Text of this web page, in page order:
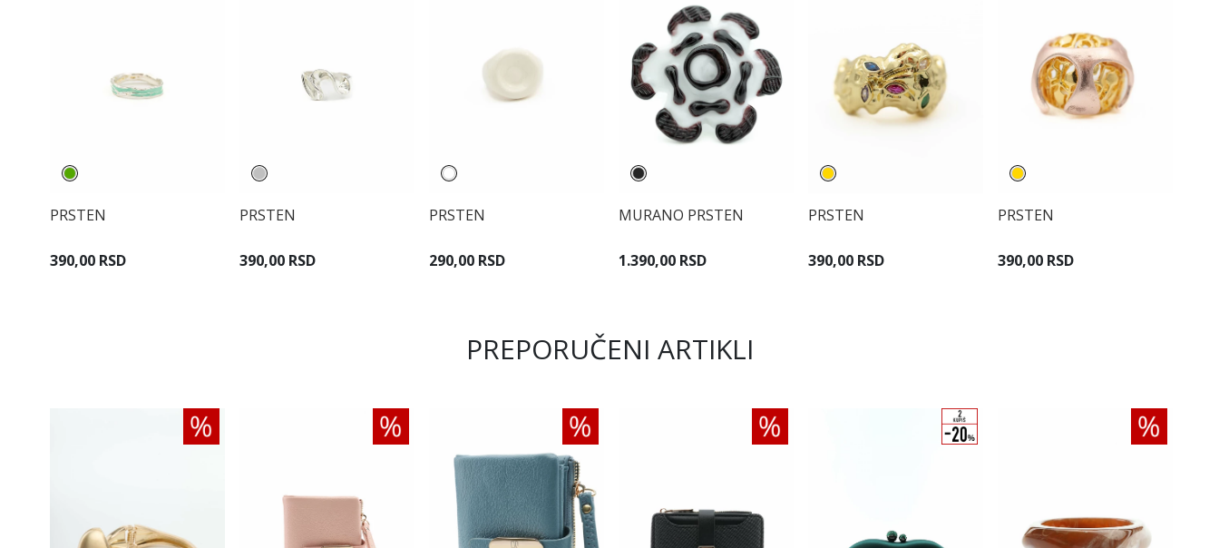
PRSTEN
390,00 RSD
PRSTEN
390,00 RSD
PRSTEN
290,00 RSD
MURANO PRSTEN
1.390,00 RSD
PRSTEN
390,00 RSD
PRSTEN
390,00 RSD
PREPORUČENI ARTIKLI